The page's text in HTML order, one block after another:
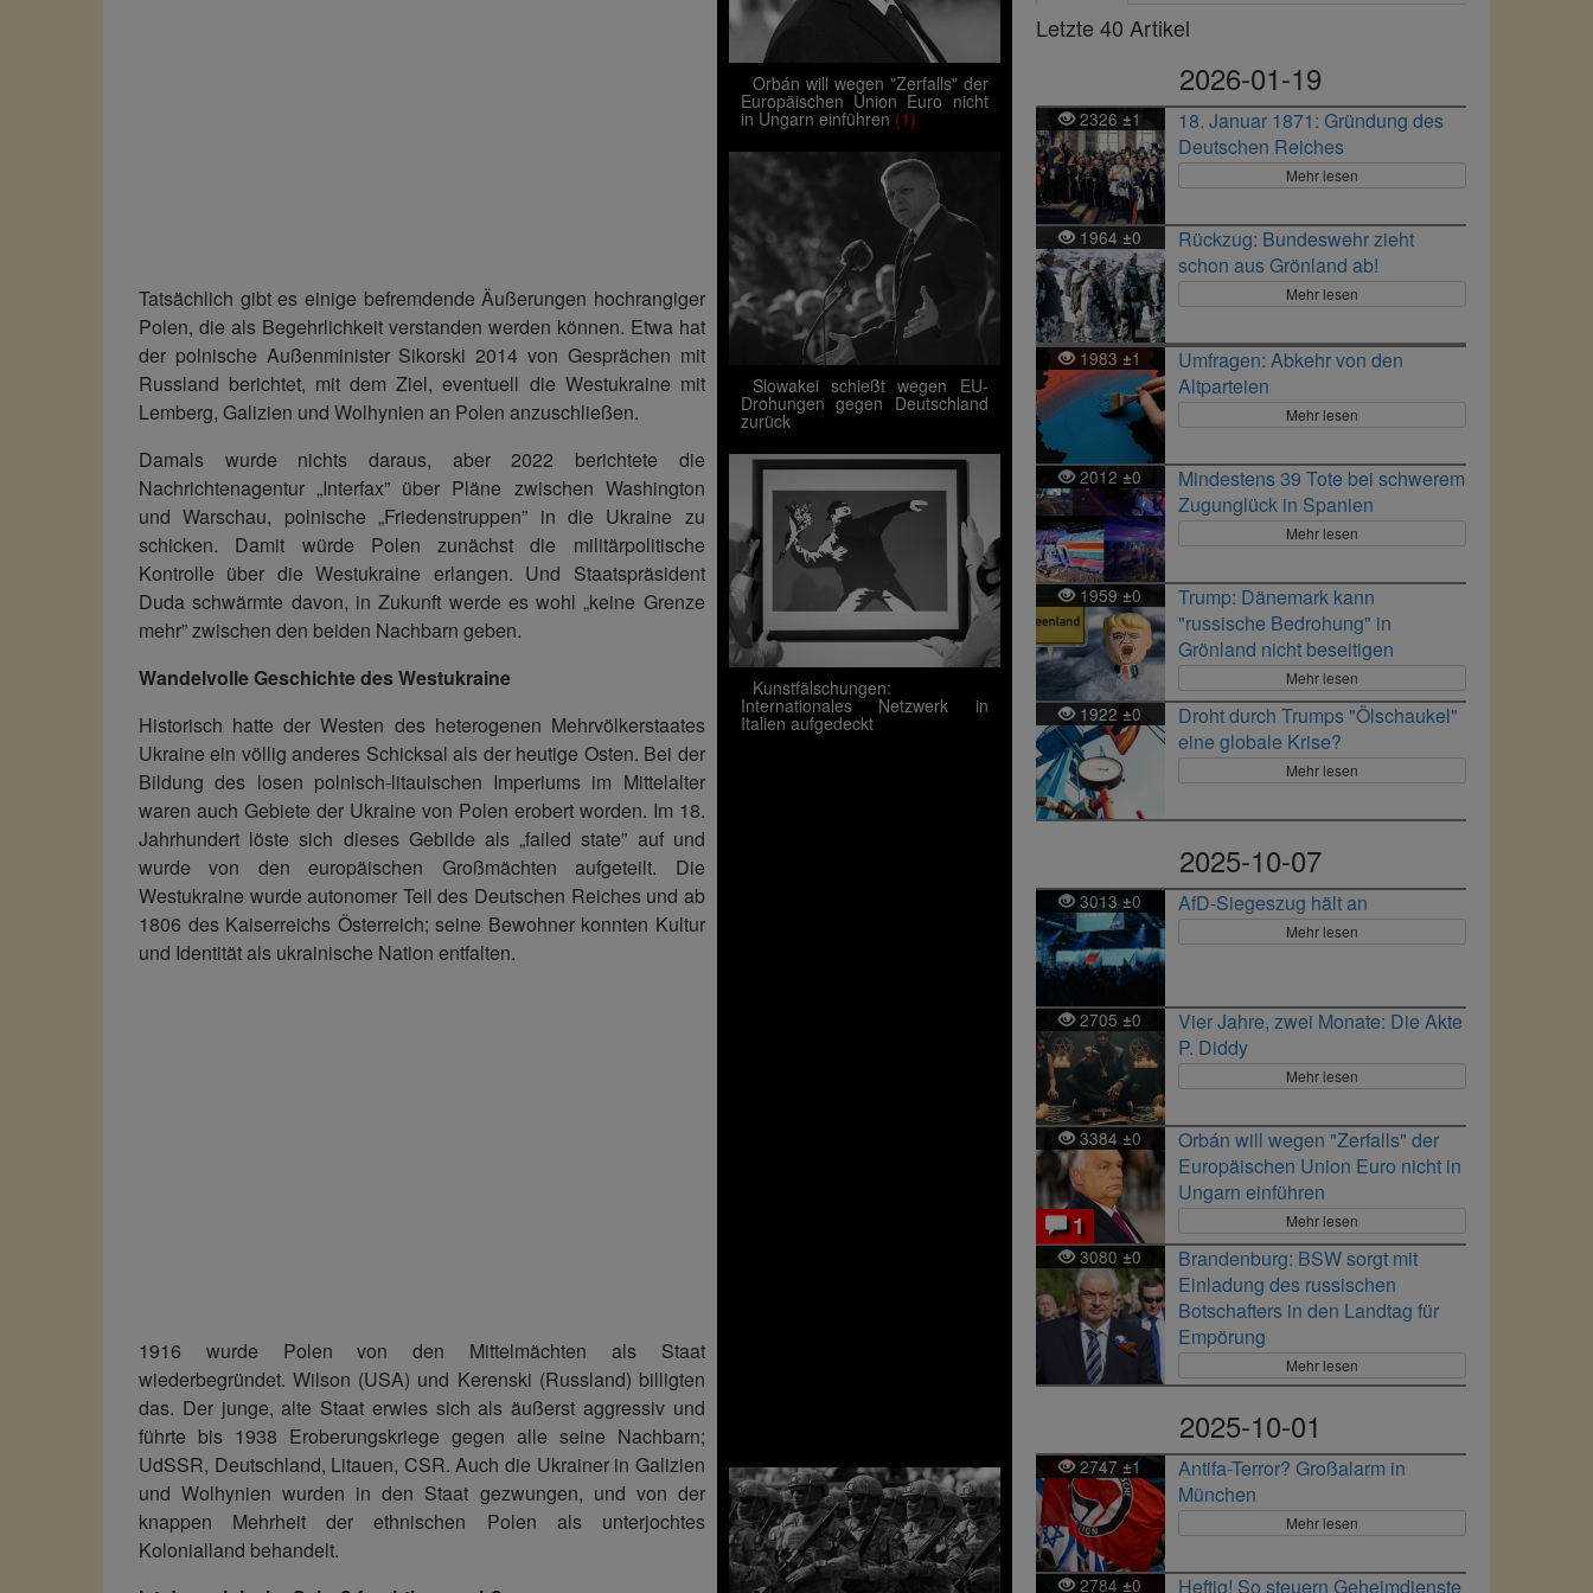
Tatsächlich gibt es einige befremdende Äußerungen hochrangiger
Polen, die als Begehrlichkeit verstanden werden können. Etwa hat
der polnische Außenminister Sikorski 2014 von Gesprächen mit
Russland berichtet, mit dem Ziel, eventuell die Westukraine mit
Lemberg, Galizien und Wolhynien an Polen anzuschließen.
Damals wurde nichts daraus, aber 2022 berichtete die
Nachrichtenagentur „Interfax” über Pläne zwischen Washington
und Warschau, polnische „Friedenstruppen” in die Ukraine zu
schicken. Damit würde Polen zunächst die militärpolitische
Kontrolle über die Westukraine erlangen. Und Staatspräsident
Duda schwärmte davon, in Zukunft werde es wohl „keine Grenze
mehr” zwischen den beiden Nachbarn geben.
Wandelvolle Geschichte des Westukraine
Historisch hatte der Westen des heterogenen Mehrvölkerstaates
Ukraine ein völlig anderes Schicksal als der heutige Osten. Bei der
Bildung des losen polnisch-litauischen Imperiums im Mittelalter
waren auch Gebiete der Ukraine von Polen erobert worden. Im 18.
Jahrhundert löste sich dieses Gebilde als „failed state” auf und
wurde von den europäischen Großmächten aufgeteilt. Die
Westukraine wurde autonomer Teil des Deutschen Reiches und ab
1806 des Kaiserreichs Österreich; seine Bewohner konnten Kultur
und Identität als ukrainische Nation entfalten.
1916 wurde Polen von den Mittelmächten als Staat
wiederbegründet. Wilson (USA) und Kerenski (Russland) billigten
das. Der junge, alte Staat erwies sich als äußerst aggressiv und
führte bis 1938 Eroberungskriege gegen alle seine Nachbarn;
UdSSR, Deutschland, Litauen, CSR. Auch die Ukrainer in Galizien
und Wolhynien wurden in den Staat gezwungen, und von der
knappen Mehrheit der ethnischen Polen als unterjochtes
Kolonialland behandelt.
Orbán will wegen "Zerfalls" der
Europäischen Union Euro nicht
in Ungarn einführen (1)
Slowakei schießt wegen EU-
Drohungen gegen Deutschland
zurück
Kunstfälschungen:
Internationales Netzwerk in
Italien aufgedeckt
Letzte 40 Artikel
2026-01-19
2326±1
18. Januar 1871: Gründung des
Deutschen Reiches
Mehr lesen
1964 ±0
Rückzug: Bundeswehr zieht
schon aus Grönland ab!
Mehr lesen
1983 ±1
Umfragen: Abkehr von den
Altparteien
Mehr lesen
2012 ±0
Mindestens 39 Tote bei schwerem
Zugunglück in Spanien
Mehr lesen
1959±0
Trump: Dänemark kann
"russische Bedrohung" in
Grönland nicht beseitigen
Mehr lesen
1922 ±0
Droht durch Trumps "Ölschaukel"
eine globale Krise?
Mehr lesen
2025-10-07
3013±0 AfD-Siegeszug hält an
Mehr lesen
2705 ±0
Vier Jahre, zwei Monate: Die Akte
P. Diddy
Mehr lesen
3384 ±0
1
Orbán will wegen "Zerfalls" der
Europäischen Union Euro nicht in
Ungarn einführen
Mehr lesen
3080 ±0
Brandenburg: BSW sorgt mit
Einladung des russischen
Botschafters in den Landtag für
Empörung
Mehr lesen
2025-10-01
2747±1
Antifa-Terror? Großalarm in
München
Mehr lesen
2784±0 Heftig! So steuern Geheimdienste